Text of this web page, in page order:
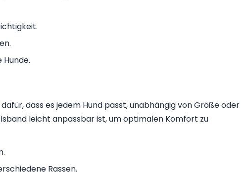
Hunde.
dass es jedem Hund passt, unabhängig von Größe oder
leicht anpassbar ist, um optimalen Komfort zu
Rassen.